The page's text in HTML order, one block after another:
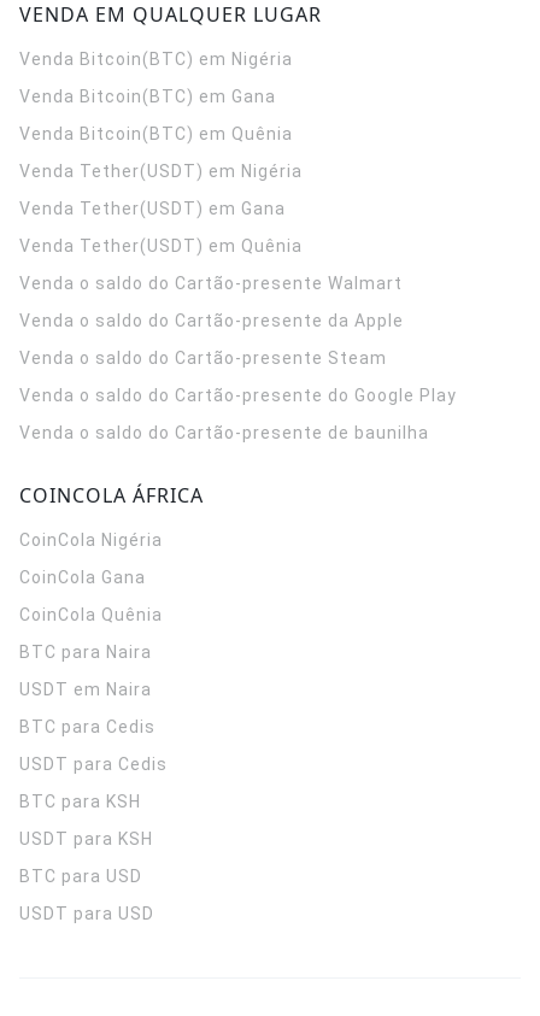
VENDA EM QUALQUER LUGAR
Venda Bitcoin(BTC) em Nigéria
Venda Bitcoin(BTC) em Gana
Venda Bitcoin(BTC) em Quênia
Venda Tether(USDT) em Nigéria
Venda Tether(USDT) em Gana
Venda Tether(USDT) em Quênia
Venda o saldo do Cartão-presente Walmart
Venda o saldo do Cartão-presente da Apple
Venda o saldo do Cartão-presente Steam
Venda o saldo do Cartão-presente do Google Play
Venda o saldo do Cartão-presente de baunilha
COINCOLA ÁFRICA
CoinCola Nigéria
CoinCola Gana
CoinCola Quênia
BTC para Naira
USDT em Naira
BTC para Cedis
USDT para Cedis
BTC para KSH
USDT para KSH
BTC para USD
USDT para USD